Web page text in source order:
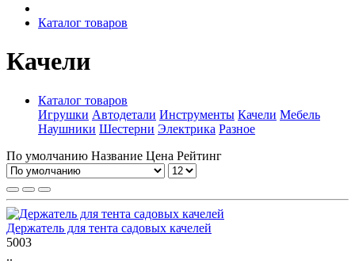
Каталог товаров
Качели
Каталог товаров
Игрушки Автодетали Инструменты Качели Мебель
Наушники Шестерни Электрика Разное
По умолчанию Название Цена Рейтинг
Держатель для тента садовых качелей
5003
..